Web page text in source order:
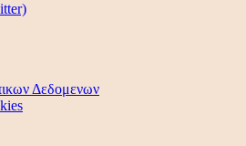
Δεδομενων